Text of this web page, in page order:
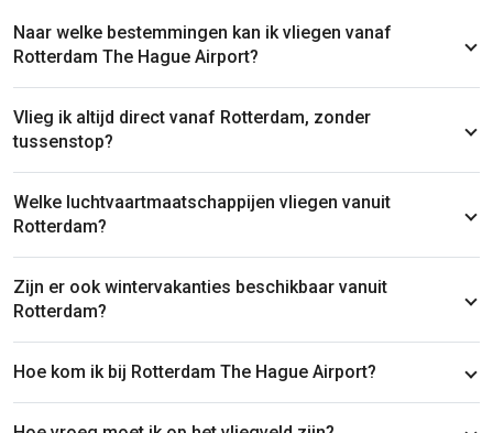
Naar welke bestemmingen kan ik vliegen vanaf
Rotterdam The Hague Airport?
Vlieg ik altijd direct vanaf Rotterdam, zonder
tussenstop?
Welke luchtvaartmaatschappijen vliegen vanuit
Rotterdam?
Zijn er ook wintervakanties beschikbaar vanuit
Rotterdam?
Hoe kom ik bij Rotterdam The Hague Airport?